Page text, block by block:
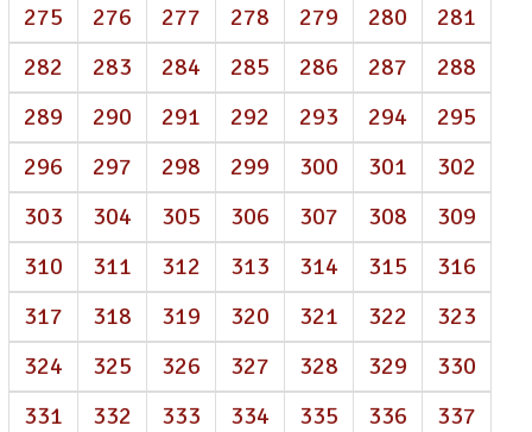
275
276 277 278 279 280
281
282
283 284 285 286 287
288
289
290 291 292 293 294
295
296
297 298 299 300 301
302
303
304 305 306 307 308
309
310
311 312 313 314 315
316
317
318 319 320 321 322
323
324
325 326 327 328 329
330
331
332 333 334 335 336
337